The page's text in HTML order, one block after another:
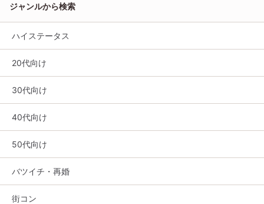
ジャンルから検索
ハイステータス
20代向け
30代向け
40代向け
50代向け
バツイチ・再婚
街コン